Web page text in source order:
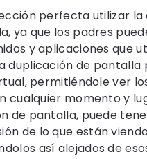
perfecta utilizar la
ya que los padres
y aplicaciones que
duplicación de pantalla
permitiéndole ver
cualquier momento y
de pantalla, puede
de lo que están
así alejados de